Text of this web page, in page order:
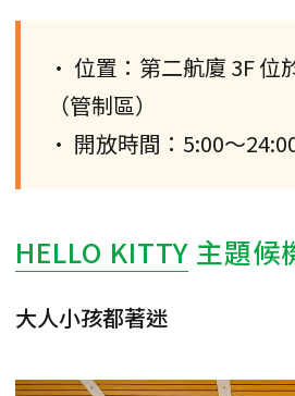
• 位置：第二航廈 3F 位
（管制區）
• 開放時間：5:00～
HELLO KITTY 主題候
大人小孩都著迷